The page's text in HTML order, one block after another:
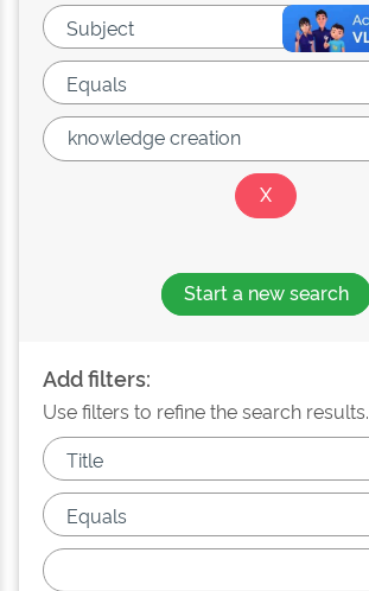
Start a new search
Add filters:
Use filters to refine the search results.